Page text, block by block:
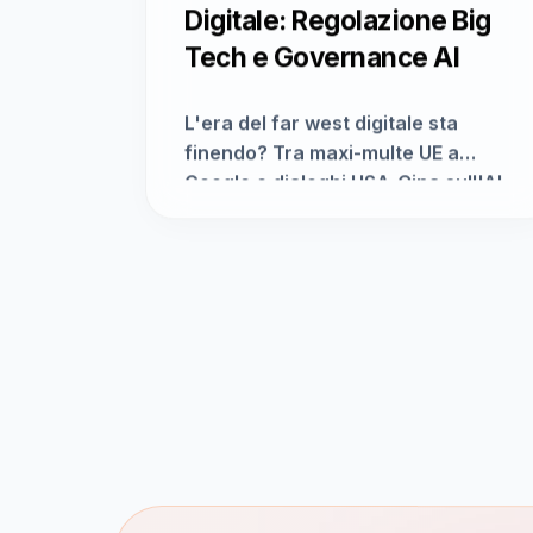
Digitale: Regolazione Big
Tech e Governance AI
L'era del far west digitale sta
finendo? Tra maxi-multe UE a
Google e dialoghi USA-Cina sull'AI,